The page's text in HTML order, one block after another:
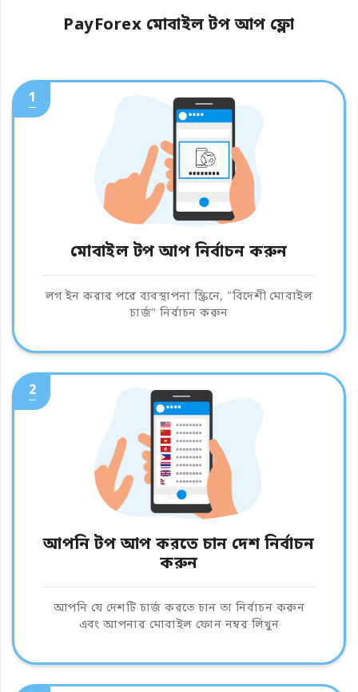
PayForex মোবাইল টপ আপ ফ্লো
1
মোবাইল টপ আপ নির্বাচন করুন
লগ ইন করার পরে ব্যবস্থাপনা স্ক্রিনে, "বিদেশী মোবাইল
চার্জ" নির্বাচন করুন
2
আপনি টপ আপ করতে চান দেশ নির্বাচন
করুন
আপনি যে দেশটি চার্জ করতে চান তা নির্বাচন করুন
এবং আপনার মোবাইল ফোন নম্বর লিখুন